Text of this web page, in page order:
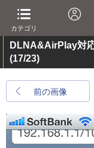
カテゴリ
DLNA&AirPlay対
(17/23)
前の画像